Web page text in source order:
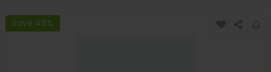
Save 48%